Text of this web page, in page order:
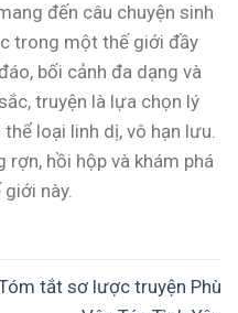
đến câu chuyện sinh
trong một thế giới đầy
bối cảnh đa dạng và
truyện là lựa chọn lý
loại linh dị, vô hạn lưu.
rợn, hồi hộp và khám phá
này.
tắt sơ lược truyện Phù